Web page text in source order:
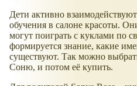
Дети активно
обучения в салоне красоты.
могут поиграть с куклами по
формируется знание, какие
существуют. Так можно
Соню, и потом её купить.